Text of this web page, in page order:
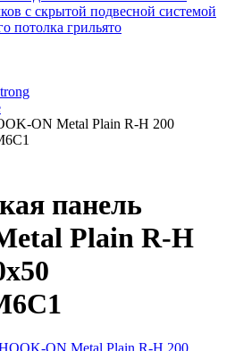
с скрытой подвесной системой
потолка грильято
ON Metal Plain R-H 200
панель
Plain R-H